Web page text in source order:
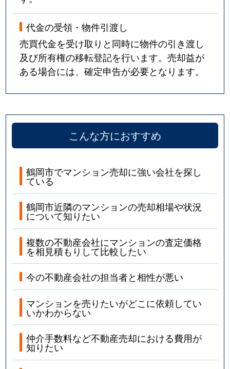
代金の受領・物件引渡し
売買代金を受け取りと同時に物件の引き渡し
及び所有権の移転登記を行います。売却益が
ある場合には、確定申告が必要となります。
こんな方におすすめ
鶴岡市でマンション売却に強い会社を探し
ている
鶴岡市近隣のマンションの売却相場や状況
について知りたい
複数の不動産会社にマンションの査定価格
を相見積もりして比較したい
今の不動産会社の担当者と相性が悪い
マンションを売りたいがどこに依頼してい
いかわからない
仲介手数料など不動産売却における費用が
知りたい